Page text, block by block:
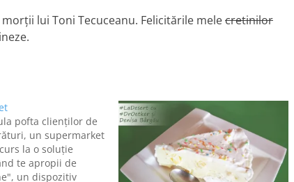
lui Toni Tecuceanu. Felicitările melecretinilor
pofta clienţilor de
un supermarket
la o soluţie
te apropii de
un dispozitiv